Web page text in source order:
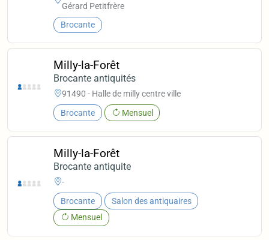
Gérard Petitfrère
Brocante
Milly-la-Forêt
Brocante antiquités
91490 - Halle de milly centre ville
Brocante Mensuel
Milly-la-Forêt
Brocante antiquite
-
Brocante
Salon des antiquaires
Mensuel